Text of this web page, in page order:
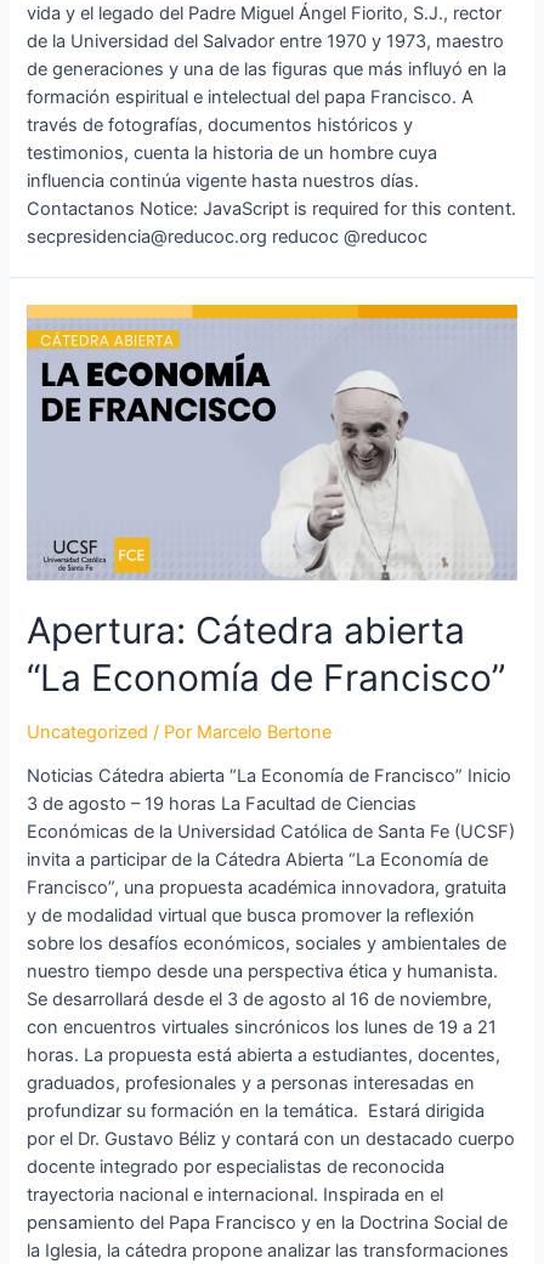
vida y el legado del Padre Miguel Ángel Fiorito, S.J., rector
de la Universidad del Salvador entre 1970 y 1973, maestro
de generaciones y una de las figuras que más influyó en la
formación espiritual e intelectual del papa Francisco. A
través de fotografías, documentos históricos y
testimonios, cuenta la historia de un hombre cuya
influencia continúa vigente hasta nuestros días.
Contactanos Notice: JavaScript is required for this content.
secpresidencia@reducoc.org reducoc @reducoc
Apertura: Cátedra abierta
“La Economía de Francisco”
Uncategorized / Por Marcelo Bertone
Noticias Cátedra abierta “La Economía de Francisco” Inicio
3 de agosto – 19 horas La Facultad de Ciencias
Económicas de la Universidad Católica de Santa Fe (UCSF)
invita a participar de la Cátedra Abierta “La Economía de
Francisco”, una propuesta académica innovadora, gratuita
y de modalidad virtual que busca promover la reflexión
sobre los desafíos económicos, sociales y ambientales de
nuestro tiempo desde una perspectiva ética y humanista.
Se desarrollará desde el 3 de agosto al 16 de noviembre,
con encuentros virtuales sincrónicos los lunes de 19 a 21
horas. La propuesta está abierta a estudiantes, docentes,
graduados, profesionales y a personas interesadas en
profundizar su formación en la temática. Estará dirigida
por el Dr. Gustavo Béliz y contará con un destacado cuerpo
docente integrado por especialistas de reconocida
trayectoria nacional e internacional. Inspirada en el
pensamiento del Papa Francisco y en la Doctrina Social de
la Iglesia, la cátedra propone analizar las transformaciones